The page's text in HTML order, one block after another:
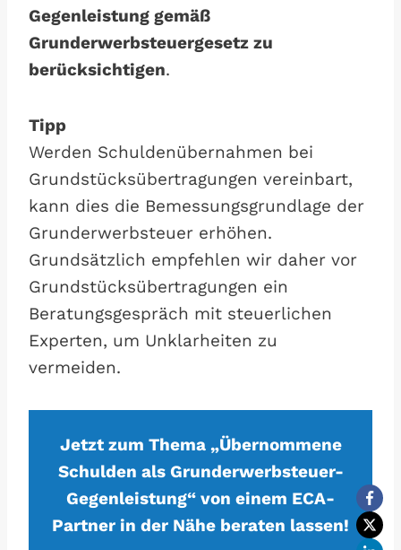
Gegenleistung gemäß
Grunderwerbsteuergesetz zu
berücksichtigen.
Tipp
Werden Schuldenübernahmen bei
Grundstücksübertragungen vereinbart,
kann dies die Bemessungsgrundlage der
Grunderwerbsteuer erhöhen.
Grundsätzlich empfehlen wir daher vor
Grundstücksübertragungen ein
Beratungsgespräch mit steuerlichen
Experten, um Unklarheiten zu
vermeiden.
Jetzt zum Thema „Übernommene
Schulden als Grunderwerbsteuer-
Gegenleistung“ von einem ECA-
Partner in der Nähe beraten lassen!